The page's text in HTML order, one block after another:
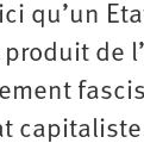
qu’un
de